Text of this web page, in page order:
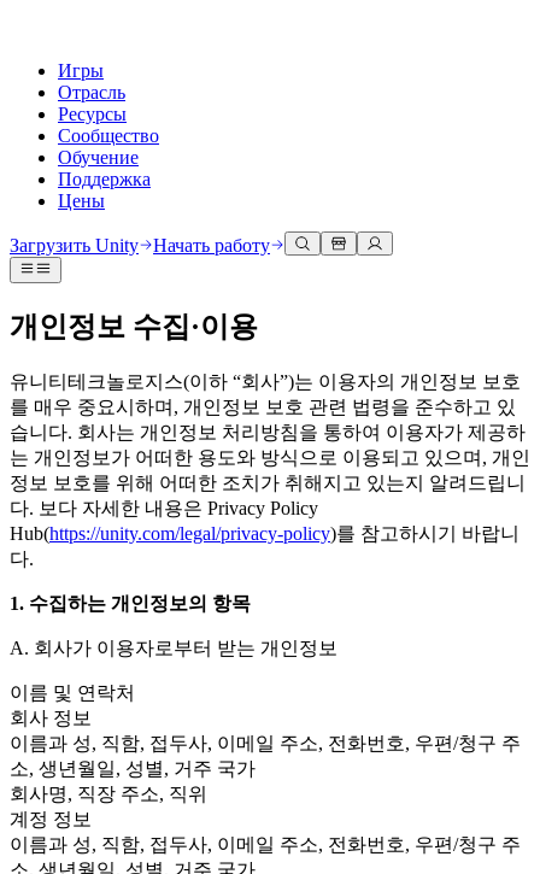
Игры
Отрасль
Ресурсы
Сообщество
Обучение
Поддержка
Цены
Движок Unity
Сотрудничайте и быстро вносите изменения с вашей командой
Загрузить Unity
Тарифы и цены
Развертывание
Многоплатформенность
Откройте для себя более 25 платформ, которые поддерживает
Unity
LiveOps
Развивайте
Привлечение пользователей
Будьте замечены и привлекайте мобильных пользователей
Встроенные покупки
Управляйте IAP в магазинах и D2C
Монетизация
3D сотрудничество
Обучение в иммерсивных средах
Пользовательские опыты
Создавайте интерактивные 3D опыты
Отрасли
Производство
Достигнуть операционного совершенства
Торговля
Преобразовать опыт в магазине в онлайн-опыт
Автомобильная отрасль
Увеличьте инновации и впечатления в автомобиле
Посмотреть все отрасли
Документация
Официальные руководства пользователя и ссылки на API
Инструменты для разработчиков
Версии релизов и трекер проблем
План развития
Обзор предстоящих функций
Глоссарий
Библиотека технических терминов
Дополнительная информация
Истории успеха
Руководства по лучшим практикам
Советы и хитрости от экспертов
Демонстрационные проекты
Демо-версии, образцы и строительные блоки
Все ресурсы
Что нового
Обсуждения
Обсуждать, решать проблемы и соединяться
События
Глобальные и местные события
Истории сообщества
Made with Unity
Показ Unity-креаторов
Прямые трансляции
Присоединяйтесь к разработчикам, креаторам и инсайдерам
Награды Unity
Unity Learn
Повышайте уровень своей команды с тренерами Unity
Не использовали Unity раньше
С чего начать
Приступите к обучению
Основные пути Unity
Не использовали Unity раньше? Начните свое путешествие
Практические руководства
Практические советы и лучшие практики
Для студентов
Запустите свою карьеру
Для преподавателей
Улучшите свое преподавание
Лицензия Education Grant
Принесите мощь Unity в ваше учебное заведение
Получить помощь
Достигайте своих целей быстрее с помощью экспертов
FAQ
Ответы на часто задаваемые вопросы
Связаться с нами
Свяжитесь с нашей командой
Загрузить Unity Начать работу
개인정보 수집·이용
유니티테크놀로지스(이하 “회사”)는 이용자의 개인정보 보호
를 매우 중요시하며, 개인정보 보호 관련 법령을 준수하고 있
습니다. 회사는 개인정보 처리방침을 통하여 이용자가 제공하
는 개인정보가 어떠한 용도와 방식으로 이용되고 있으며, 개인
정보 보호를 위해 어떠한 조치가 취해지고 있는지 알려드립니
다. 보다 자세한 내용은 Privacy Policy
Hub(https://unity.com/legal/privacy-policy)를 참고하시기 바랍니
다.
1. 수집하는 개인정보의 항목
A. 회사가 이용자로부터 받는 개인정보
이름 및 연락처
회사 정보
이름과 성, 직함, 접두사, 이메일 주소, 전화번호, 우편/청구 주
소, 생년월일, 성별, 거주 국가
회사명, 직장 주소, 직위
계정 정보
이름과 성, 직함, 접두사, 이메일 주소, 전화번호, 우편/청구 주